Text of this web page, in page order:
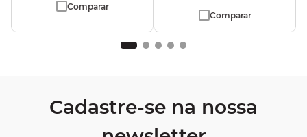
Comparar
Comparar
Cadastre-se na nossa